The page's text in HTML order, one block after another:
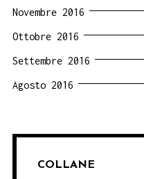
Novembre 2016
Ottobre 2016
Settembre 2016
Agosto 2016
COLLANE